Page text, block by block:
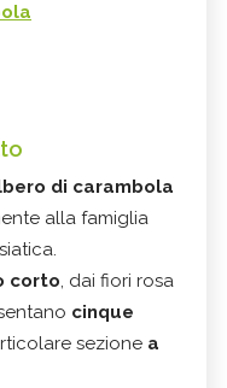
di carambola
alla famiglia
corto, dai fiori rosa
cinque
sezione a